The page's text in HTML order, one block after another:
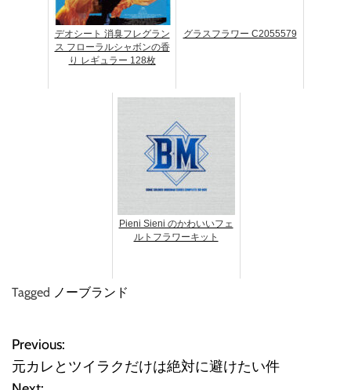
デオシート 消臭フレグラン
ス フローラルシャボンの香
り レギュラー 128枚
グラスフラワー C2055579
Pieni Sieni のかわいいフェ
ルトフラワーキット
Tagged ノーブランド
投
稿
Previous:
元カレとツイラクだけは絶対に避けたい件